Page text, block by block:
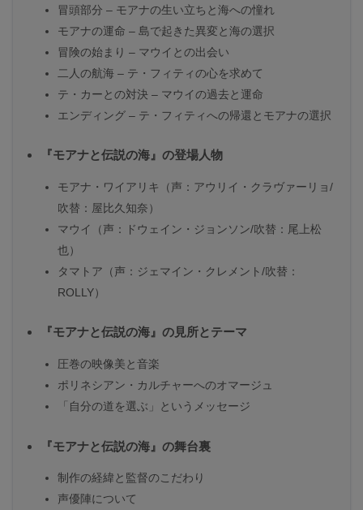
冒頭部分 – モアナの生い立ちと海への憧れ
モアナの運命 – 島で起きた異変と海の選択
冒険の始まり – マウイとの出会い
二人の航海 – テ・フィティの心を求めて
テ・カーとの対決 – マウイの過去と運命
エンディング – テ・フィティへの帰還とモアナの選択
『モアナと伝説の海』の登場人物
モアナ・ワイアリキ（声：アウリイ・クラヴァーリョ/
吹替：屋比久知奈）
マウイ（声：ドウェイン・ジョンソン/吹替：尾上松
也）
タマトア（声：ジェマイン・クレメント/吹替：
ROLLY）
『モアナと伝説の海』の見所とテーマ
圧巻の映像美と音楽
ポリネシアン・カルチャーへのオマージュ
「自分の道を選ぶ」というメッセージ
『モアナと伝説の海』の舞台裏
制作の経緯と監督のこだわり
声優陣について